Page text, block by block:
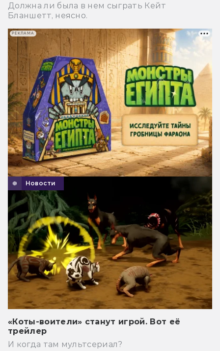
Должна ли была в нем сыграть Кейт
Бланшетт, неясно.
Новости
«Коты-воители» станут игрой. Вот её
трейлер
И когда там мультсериал?
РЕКЛАМА